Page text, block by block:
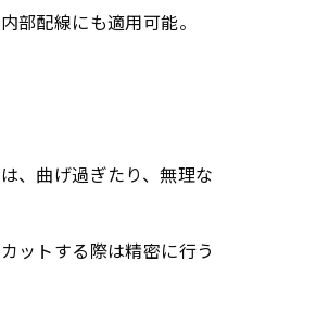
部配線にも適用可能。
、曲げ過ぎたり、無理な
ットする際は精密に行う